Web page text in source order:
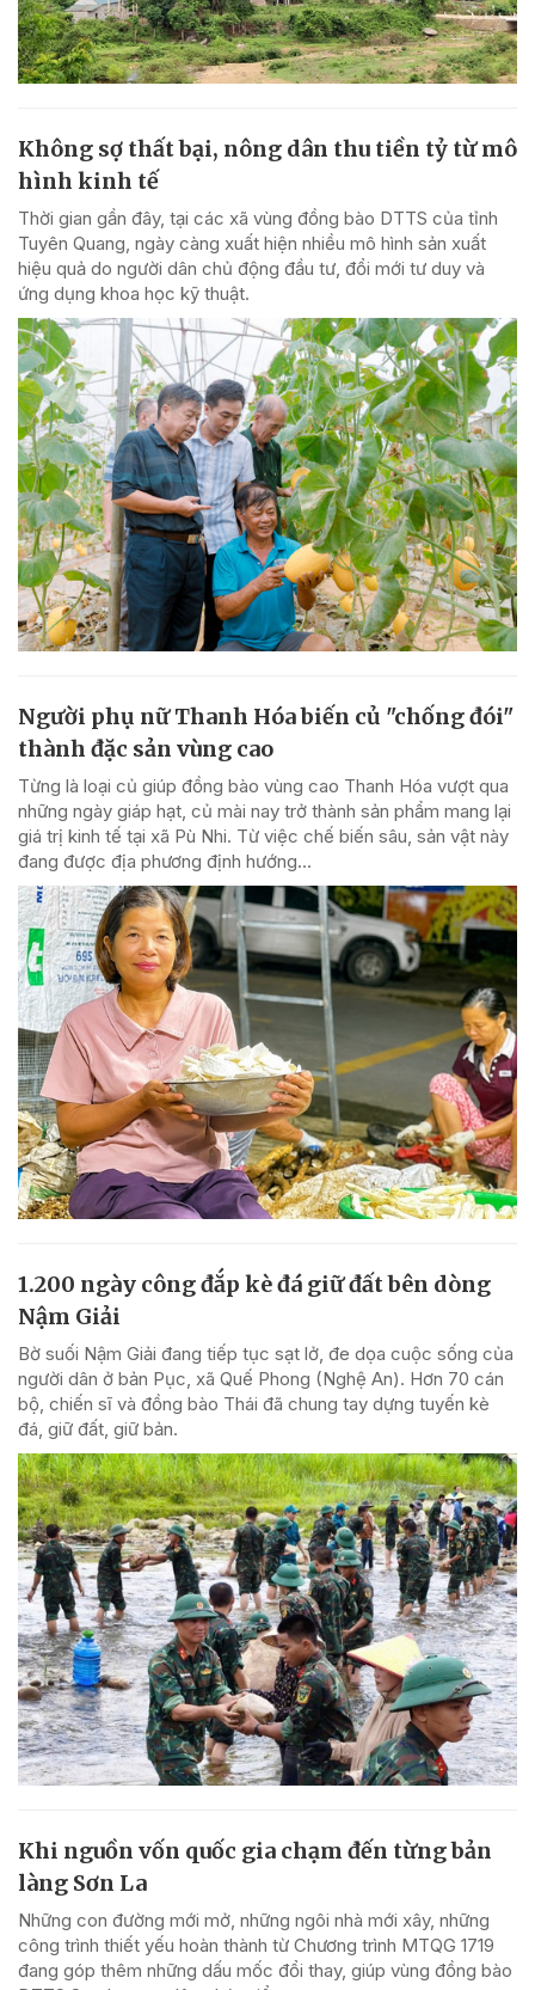
Không sợ thất bại, nông dân thu tiền tỷ từ mô
hình kinh tế
Thời gian gần đây, tại các xã vùng đồng bào DTTS của tỉnh
Tuyên Quang, ngày càng xuất hiện nhiều mô hình sản xuất
hiệu quả do người dân chủ động đầu tư, đổi mới tư duy và
ứng dụng khoa học kỹ thuật.
Người phụ nữ Thanh Hóa biến củ "chống đói"
thành đặc sản vùng cao
Từng là loại củ giúp đồng bào vùng cao Thanh Hóa vượt qua
những ngày giáp hạt, củ mài nay trở thành sản phẩm mang lại
giá trị kinh tế tại xã Pù Nhi. Từ việc chế biến sâu, sản vật này
đang được địa phương định hướng...
1.200 ngày công đắp kè đá giữ đất bên dòng
Nậm Giải
Bờ suối Nậm Giải đang tiếp tục sạt lở, đe dọa cuộc sống của
người dân ở bản Pục, xã Quế Phong (Nghệ An). Hơn 70 cán
bộ, chiến sĩ và đồng bào Thái đã chung tay dựng tuyến kè
đá, giữ đất, giữ bản.
Khi nguồn vốn quốc gia chạm đến từng bản
làng Sơn La
Những con đường mới mở, những ngôi nhà mới xây, những
công trình thiết yếu hoàn thành từ Chương trình MTQG 1719
đang góp thêm những dấu mốc đổi thay, giúp vùng đồng bào